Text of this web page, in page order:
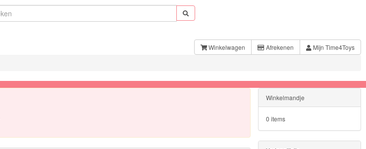
Winkelwagen Afrekenen Mijn Time4Toys
Winkelmandje
0 items